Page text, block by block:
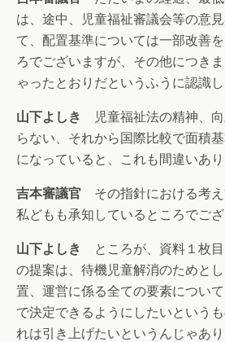
は、途中、児童福祉審議会等の意
て、配置基準については一部改善
ろでございますが、その他につき
ゃったとおりだというふうに認識し
山下よしき
児童福祉法の精神、
らない、それから国際比較で面積
になっていると、これも間違いあり
吉本審議官 その指針における考
私どもも承知しているところでござ
山下よしき
ところが、資料１枚
の提案は、待機児童解消のためと
置、運営に係る全ての要素につい
で決定できるようにしたいという
れは引き上げたいというんじゃあ